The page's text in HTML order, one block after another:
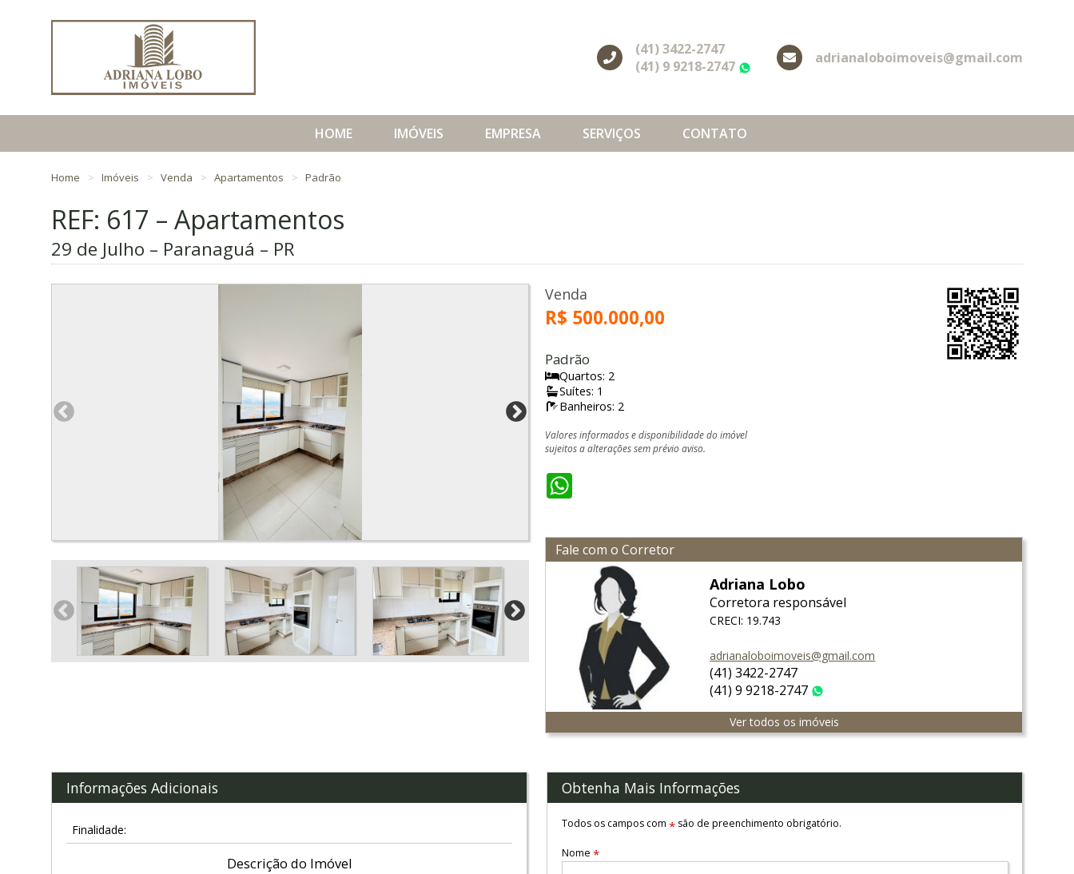
(41) 3422-2747
(41) 9 9218-2747
WhatsApp
adrianaloboimoveis@gmail.com
HOME IMÓVEIS EMPRESA SERVIÇOS CONTATO
Home Imóveis Venda Apartamentos Padrão
REF: 617 – Apartamentos
29 de Julho – Paranaguá – PR
Venda
R$ 500.000,00
Padrão
Quartos: 2
Suítes: 1
Banheiros: 2
Valores informados e disponibilidade do imóvel
sujeitos a alterações sem prévio aviso.
Fale com o Corretor
Adriana Lobo
Corretora responsável
CRECI: 19.743
adrianaloboimoveis@gmail.com
(41) 3422-2747
(41) 9 9218-2747
Ver todos os imóveis
Informações Adicionais
Finalidade:
Descrição do Imóvel
Obtenha Mais Informações
Todos os campos com *são de preenchimento obrigatório.
Nome *